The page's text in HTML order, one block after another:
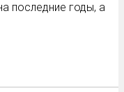
последние годы, а